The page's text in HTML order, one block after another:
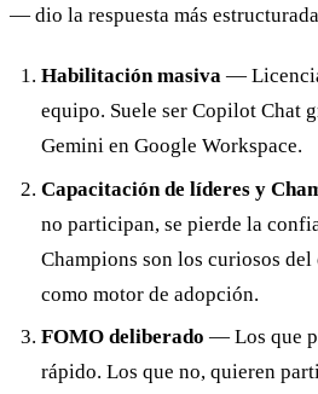
— dio la respuesta más
Habilitación masiva —
equipo. Suele ser Copilot Chat
Gemini en Google Workspace.
Capacitación de líderes y
no participan, se pierde la
Champions son los curiosos
como motor de adopción.
FOMO deliberado — Los que
rápido. Los que no, quieren